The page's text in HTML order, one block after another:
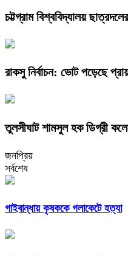
চট্টগ্রাম বিশ্ববিদ্যালয়
রাকসু নির্বাচন: ভোট পড়েছে
তুলসীঘাট শামসুল হক ডিগ্রী
জনপ্রিয়
সর্বশেষ
গাইবান্ধায় কৃষককে গলাকেটে হত্যা